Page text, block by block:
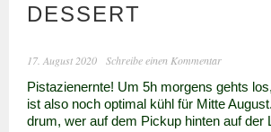
DESSERT
17. August 2020 Schreibe einen Kommentar
Pistazienernte! Um 5h morgens gehts
ist also noch optimal kühl für Mitte
drum, wer auf dem Pickup hinten auf der